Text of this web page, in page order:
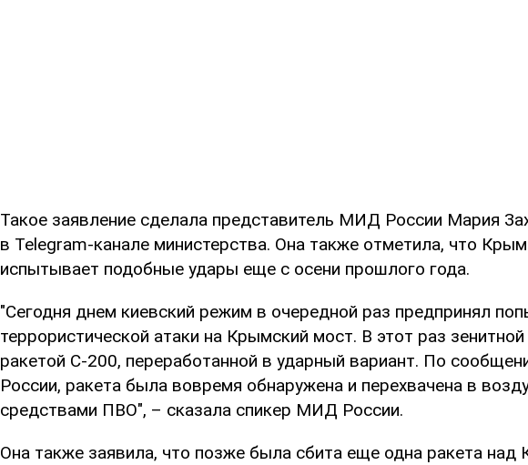
Такое заявление сделала представитель МИД России Мария
в Telegram-канале министерства. Она также отметила, что
испытывает подобные удары еще с осени прошлого года.
"Сегодня днем киевский режим в очередной раз предпринял
террористической атаки на Крымский мост. В этот раз
ракетой С-200, переработанной в ударный вариант. По
России, ракета была вовремя обнаружена и перехвачена в
средствами ПВО", – сказала спикер МИД России.
Она также заявила, что позже была сбита еще одна ракета над